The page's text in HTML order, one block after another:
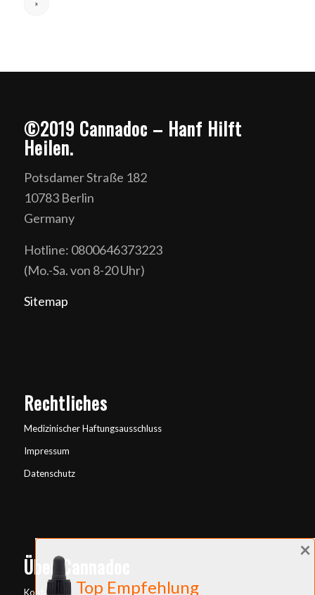
»
©2019 Cannadoc – Hanf Hilft
Heilen.
Potsdamer Straße 182
10783 Berlin
Germany
Hotline: 0800646373223
(Mo.-Sa. von 8-20 Uhr)
Sitemap
Rechtliches
Medizinischer Haftungsausschluss
Impressum
Datenschutz
Über Cannadoc
Kontakt Top Empfehlung
×